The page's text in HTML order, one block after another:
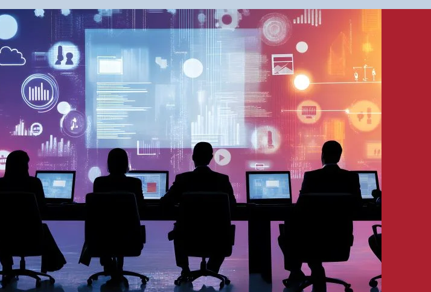
Dierikon
Dietikon
Dietlikon
Dornach
Däniken
Dübendorf
Dübendorf 1
Düdingen
Dürnten
Ebikon
Egg b. Zürich
Egg bei Zürich
Ennetbaden
Eschenbach SG
Fahrweid